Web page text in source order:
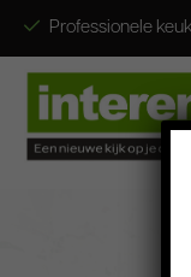
Keuken
Professionele